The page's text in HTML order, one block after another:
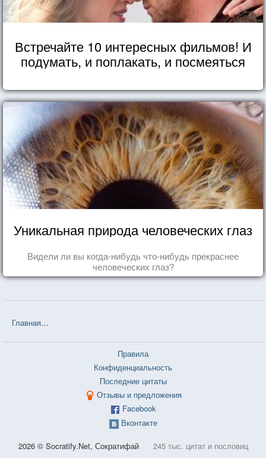
Встречайте 10 интересных фильмов! И
подумать, и поплакать, и посмеяться
Уникальная природа человеческих глаз
Видели ли вы когда-нибудь что-нибудь прекраснее
человеческих глаз?
Главная
Правила
Конфиденциальность
Последние цитаты
Отзывы и предложения
Facebook
Вконтакте
2026 © Socratify.Net, Сократифай 245 тыс. цитат и пословиц